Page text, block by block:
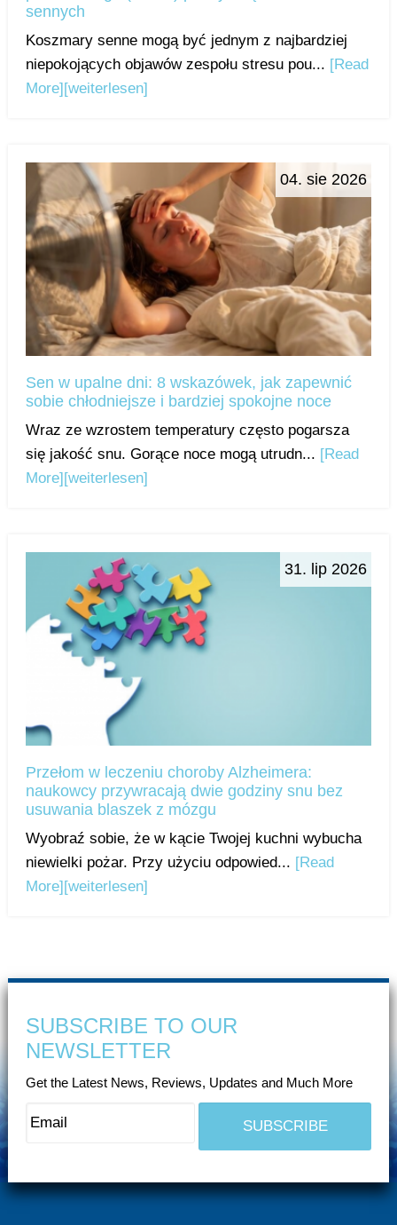
sennych
Koszmary senne mogą być jednym z najbardziej
niepokojących objawów zespołu stresu pou... [Read
More] [weiterlesen]
04. sie 2026
Sen w upalne dni: 8 wskazówek, jak zapewnić
sobie chłodniejsze i bardziej spokojne noce
Wraz ze wzrostem temperatury często pogarsza
się jakość snu. Gorące noce mogą utrudn... [Read
More] [weiterlesen]
31. lip 2026
Przełom w leczeniu choroby Alzheimera:
naukowcy przywracają dwie godziny snu bez
usuwania blaszek z mózgu
Wyobraź sobie, że w kącie Twojej kuchni wybucha
niewielki pożar. Przy użyciu odpowied... [Read
More][weiterlesen]
SUBSCRIBE TO OUR
NEWSLETTER
Get the Latest News, Reviews, Updates and Much More